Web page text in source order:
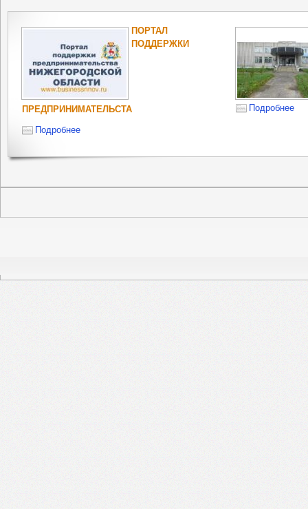
ПОРТАЛ
ПОДДЕРЖКИ
ПРЕДПРИНИМАТЕЛЬСТА
Подробнее
Подробнее